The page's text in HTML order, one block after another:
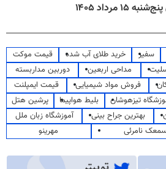
مرداد ۱۴۰۵
سفیر خرید طلای آب شده
قیمت موکت
مداحی اربعین
دوربین مداربسته
فروش مواد شیمیایی
قیمت ایمپلنت
تیزهوشان بلیط هواپیما
پرشین هتل
بهترین جراح بینی
آموزشگاه زبان ملل
نامرئی
مهرینو